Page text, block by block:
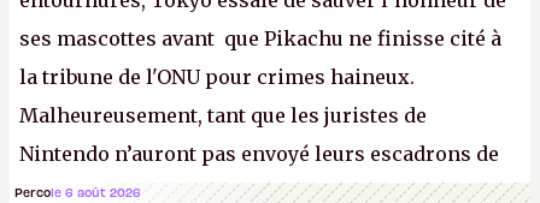
ses mascottes avant que Pikachu ne finisse cité à
la tribune de l'ONU pour crimes haineux.
Malheureusement, tant que les juristes de
Nintendo n’auront pas envoyé leurs escadrons de
la mort judiciaires pour distribuer du copyright
Percole 6 août 2026